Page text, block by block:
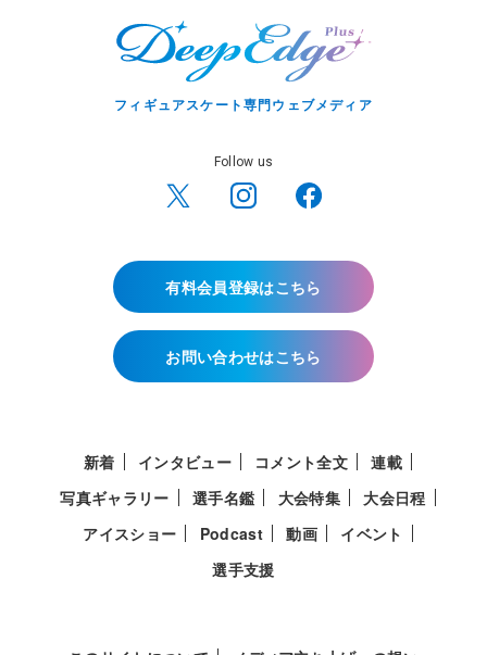
フィギュアスケート専門ウェブメディア
Follow us
有料会員登録はこちら
お問い合わせはこちら
新着 インタビュー コメント全文
連載
写真ギャラリー
選手名鑑 大会特集
大会日程
アイスショー
Podcast 動画
イベント
選手支援